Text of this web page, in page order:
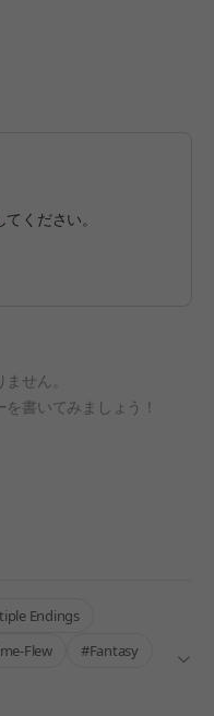
てください。
せん。
書いてみましょう！
Endings
Flew
#Fantasy